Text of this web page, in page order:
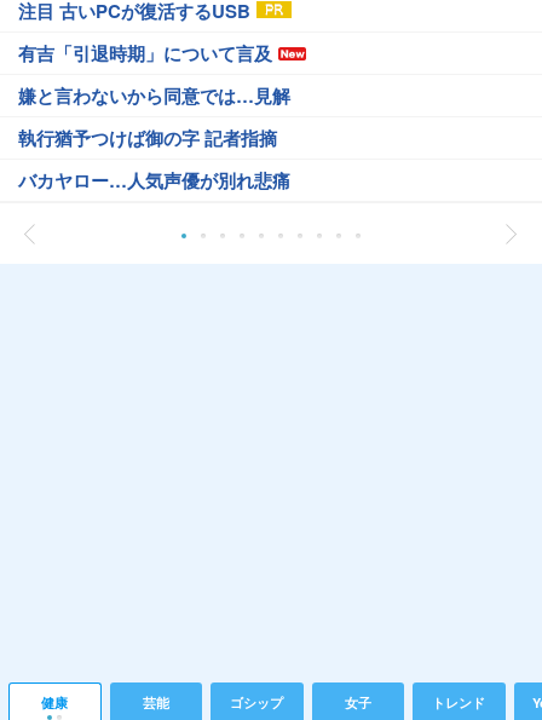
注目 古いPCが復活するUSB
有吉「引退時期」について言及
嫌と言わないから同意では…見解
執行猶予つけば御の字 記者指摘
バカヤロー…人気声優が別れ悲痛
健康 芸能 ゴシップ 女子 トレンド